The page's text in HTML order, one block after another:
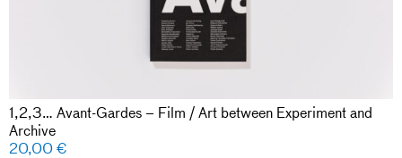
1,2,3… Avant-Gardes – Film / Art between Experiment and
Archive
20,00€